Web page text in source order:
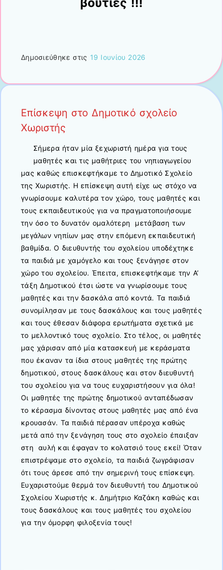
Δημοσιεύθηκε στις 19 Ιουνίου 2026
Επίσκεψη στο Δημοτικό σχολείο
Χωριστής
Σήμερα ήταν μία ξεχωριστή ημέρα για τους
μαθητές και τις μαθήτριες του νηπιαγωγείου
μας καθώς επισκεφτήκαμε το Δημοτικό Σχολείο
της Χωριστής. Η επίσκεψη αυτή είχε ως στόχο να
γνωρίσουμε καλυτέρα τον χώρο, τους μαθητές και
τους εκπαιδευτικούς για να πραγματοποιήσουμε
την όσο το δυνατόν ομαλότερη μετάβαση των
μεγάλων νηπίων μας στην επόμενη εκπαιδευτική
βαθμίδα. Ο διευθυντής του σχολείου υποδέχτηκε
τα παιδιά με χαμόγελο και τους ξενάγησε στον
χώρο του σχολείου. Έπειτα, επισκεφτήκαμε την Α’
τάξη Δημοτικού έτσι ώστε να γνωρίσουμε τους
μαθητές και την δασκάλα από κοντά. Τα παιδιά
συνομίλησαν με τους δασκάλους και τους μαθητές
και τους έθεσαν διάφορα ερωτήματα σχετικά με
το μελλοντικό τους σχολείο. Στο τέλος, οι μαθητές
μας χάρισαν από μία κατασκευή με κεράσματα
που έκαναν τα ίδια στους μαθητές της πρώτης
δημοτικού, στους δασκάλους και στον διευθυντή
του σχολείου για να τους ευχαριστήσουν για όλα!
Οι μαθητές της πρώτης δημοτικού ανταπέδωσαν
το κέρασμα δίνοντας στους μαθητές μας από ένα
κρουασάν. Τα παιδιά πέρασαν υπέροχα καθώς
μετά από την ξενάγηση τους στο σχολείο έπαιξαν
στη αυλή και έφαγαν το κολατσιό τους εκεί! Όταν
επιστρέψαμε στο σχολείο, τα παιδιά ζωγράφισαν
ότι τους άρεσε από την σημερινή τους επίσκεψη.
Ευχαριστούμε θερμά τον διευθυντή του Δημοτικού
Σχολείου Χωριστής κ. Δημήτριο Καζάκη καθώς και
τους δασκάλους και τους μαθητές του σχολείου
για την όμορφη φιλοξενία τους!